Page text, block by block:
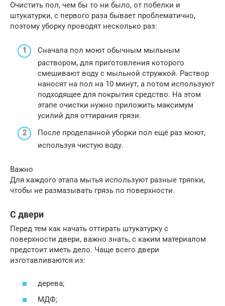
Очистить пол, чем бы то ни было, от побелки и
штукатурки, с первого раза бывает проблематично,
поэтому уборку проводят несколько раз:
Сначала пол моют обычным мыльным
раствором, для приготовления которого
смешивают воду с мыльной стружкой. Раствор
наносят на пол на 10 минут, а потом используют
подходящее для покрытия средство. На этом
этапе очистки нужно приложить максимум
усилий для оттирания грязи.
После проделанной уборки пол ещё раз моют,
используя чистую воду.
Важно
Для каждого этапа мытья используют разные тряпки,
чтобы не размазывать грязь по поверхности.
С двери
Перед тем как начать оттирать штукатурку с
поверхности двери, важно знать, с каким материалом
предстоит иметь дело. Чаще всего двери
изготавливаются из:
дерева;
МДФ;